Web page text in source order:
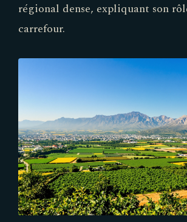
régional dense, expliquant son
carrefour.